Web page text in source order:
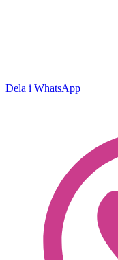
Dela i WhatsApp